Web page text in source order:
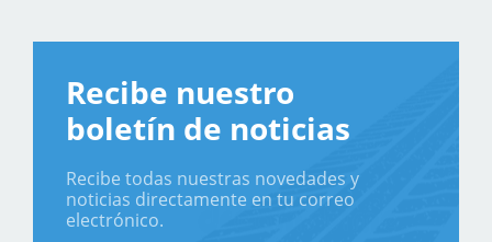
Recibe nuestro
boletín de noticias
Recibe todas nuestras novedades y
noticias directamente en tu correo
electrónico.